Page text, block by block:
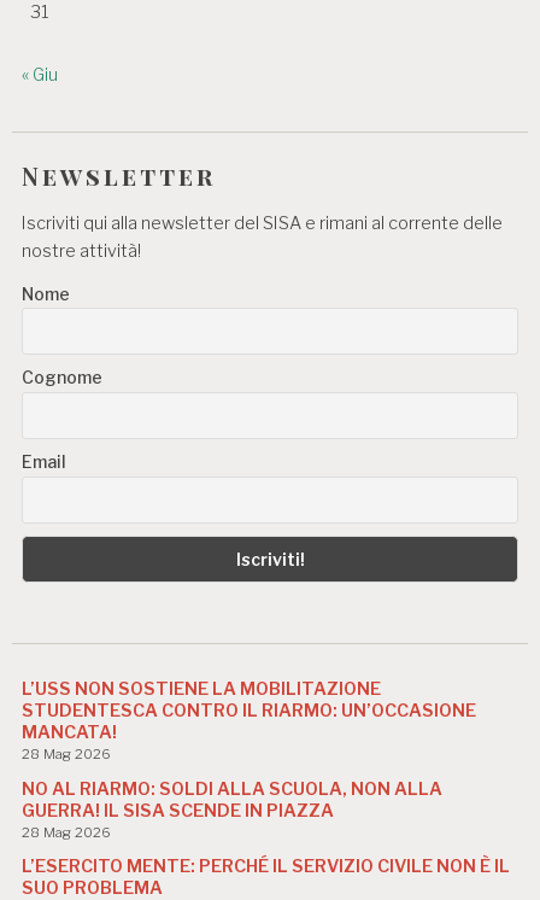
31
« Giu
Newsletter
Iscriviti qui alla newsletter del SISA e rimani al corrente delle
nostre attività!
Nome
Cognome
Email
L’USS NON SOSTIENE LA MOBILITAZIONE
STUDENTESCA CONTRO IL RIARMO: UN’OCCASIONE
MANCATA!
28 Mag 2026
NO AL RIARMO: SOLDI ALLA SCUOLA, NON ALLA
GUERRA! IL SISA SCENDE IN PIAZZA
28 Mag 2026
L’ESERCITO MENTE: PERCHÉ IL SERVIZIO CIVILE NON È IL
SUO PROBLEMA